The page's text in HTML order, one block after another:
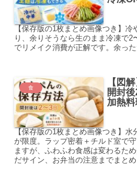
【保存版の1枚まとめ画像つき】
り、余りそうなら生のまま冷凍で2
でリメイク消費が正解です。余っ
食
【図
開封
加熱
【保存版の1枚まとめ画像つき】
が限度。ラップ密着＋チルド室で
ますが、ふわふわ食感は変わるた
だサイン、お弁当の注意までまとめ